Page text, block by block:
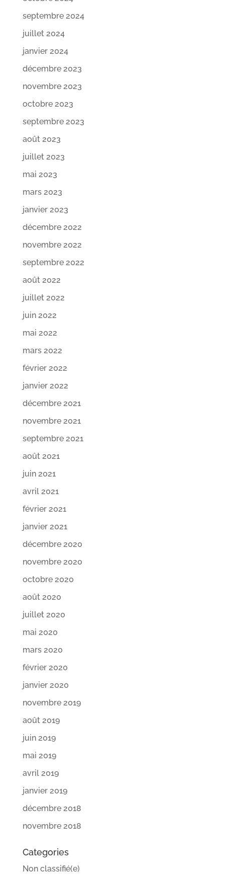
septembre 2024
juillet 2024
janvier 2024
décembre 2023
novembre 2023
octobre 2023
septembre 2023
août 2023
juillet 2023
mai 2023
mars 2023
janvier 2023
décembre 2022
novembre 2022
septembre 2022
août 2022
juillet 2022
juin 2022
mai 2022
mars 2022
février 2022
janvier 2022
décembre 2021
novembre 2021
septembre 2021
août 2021
juin 2021
avril 2021
février 2021
janvier 2021
décembre 2020
novembre 2020
octobre 2020
août 2020
juillet 2020
mai 2020
mars 2020
février 2020
janvier 2020
novembre 2019
août 2019
juin 2019
mai 2019
avril 2019
janvier 2019
décembre 2018
novembre 2018
Categories
Non classifié(e)